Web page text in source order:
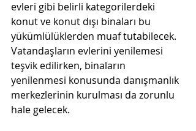
evleri gibi belirli kategorilerdeki
konut ve konut dışı binaları bu
yükümlülüklerden muaf tutabilecek.
Vatandaşların evlerini yenilemesi
teşvik edilirken, binaların
yenilenmesi konusunda danışmanlık
merkezlerinin kurulması da zorunlu
hale gelecek.